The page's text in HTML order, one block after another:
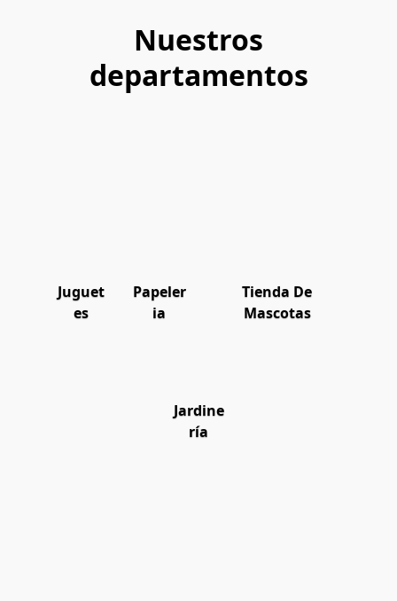
Nuestros
departamentos
Juguet
es
Papeler
ia
Tienda De
Mascotas
Jardine
ría